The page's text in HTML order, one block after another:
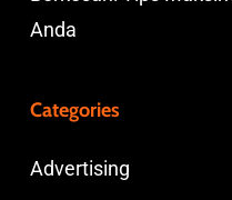
Anda
Categories
Advertising